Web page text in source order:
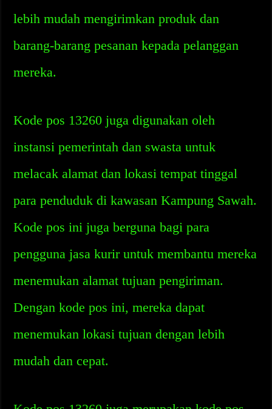
lebih mudah mengirimkan produk dan
barang-barang pesanan kepada pelanggan
mereka.
Kode pos 13260 juga digunakan oleh
instansi pemerintah dan swasta untuk
melacak alamat dan lokasi tempat tinggal
para penduduk di kawasan Kampung Sawah.
Kode pos ini juga berguna bagi para
pengguna jasa kurir untuk membantu mereka
menemukan alamat tujuan pengiriman.
Dengan kode pos ini, mereka dapat
menemukan lokasi tujuan dengan lebih
mudah dan cepat.